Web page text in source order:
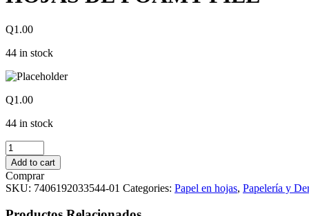
Q1.00
44 in stock
Q1.00
44 in stock
HOJAS
DE
FOAMY
PIEL
quantity
Add to cart
Comprar
SKU: 7406192033544-01 Categories: Papel en hojas, Papelería y